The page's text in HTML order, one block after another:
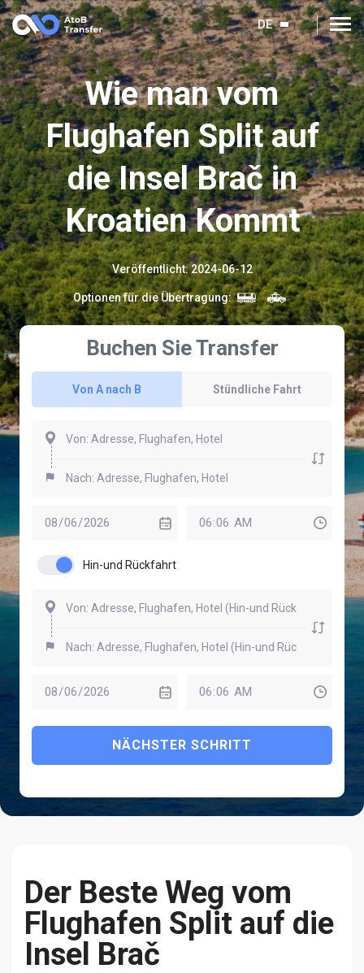
DE
Wie man vom
Flughafen Split auf
die Insel Brač in
Kroatien Kommt
Veröffentlicht:2024-06-12
Optionen für die Übertragung:
Buchen Sie Transfer
Von A nach B Stündliche Fahrt
Hin-und Rückfahrt
NÄCHSTER SCHRITT
Der Beste Weg vom
Flughafen Split auf die
Insel Brač